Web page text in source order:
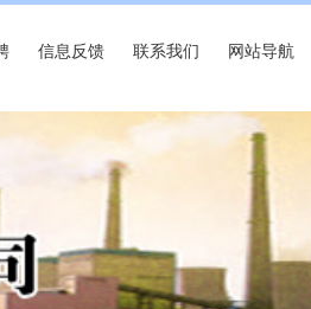
信息反馈 联系我们 网站导航